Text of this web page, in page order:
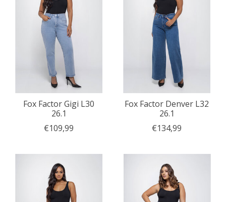
Fox Factor Gigi L30
26.1
€109,99
Fox Factor Denver L32
26.1
€134,99